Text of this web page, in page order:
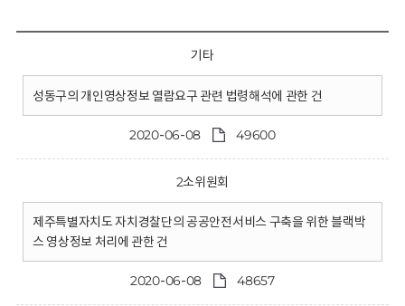
기타
성동구의 개인영상정보 열람요구 관련 법령해석에 관한 건
2020-06-08 49600
2소위원회
제주특별자치도 자치경찰단의 공공안전서비스 구축을 위한 블랙박
스 영상정보 처리에 관한 건
2020-06-08 48657